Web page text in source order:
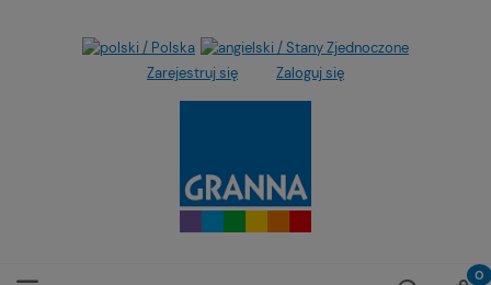
Zarejestruj się Zaloguj się